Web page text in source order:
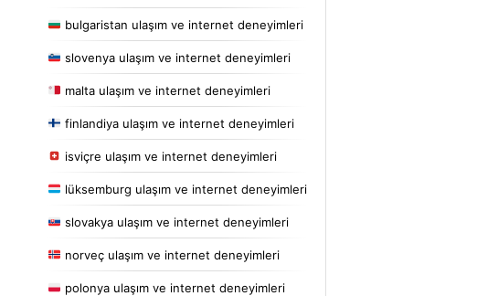
bulgaristan ulaşım ve internet deneyimleri
slovenya ulaşım ve internet deneyimleri
malta ulaşım ve internet deneyimleri
finlandiya ulaşım ve internet deneyimleri
isviçre ulaşım ve internet deneyimleri
lüksemburg ulaşım ve internet deneyimleri
slovakya ulaşım ve internet deneyimleri
norveç ulaşım ve internet deneyimleri
polonya ulaşım ve internet deneyimleri